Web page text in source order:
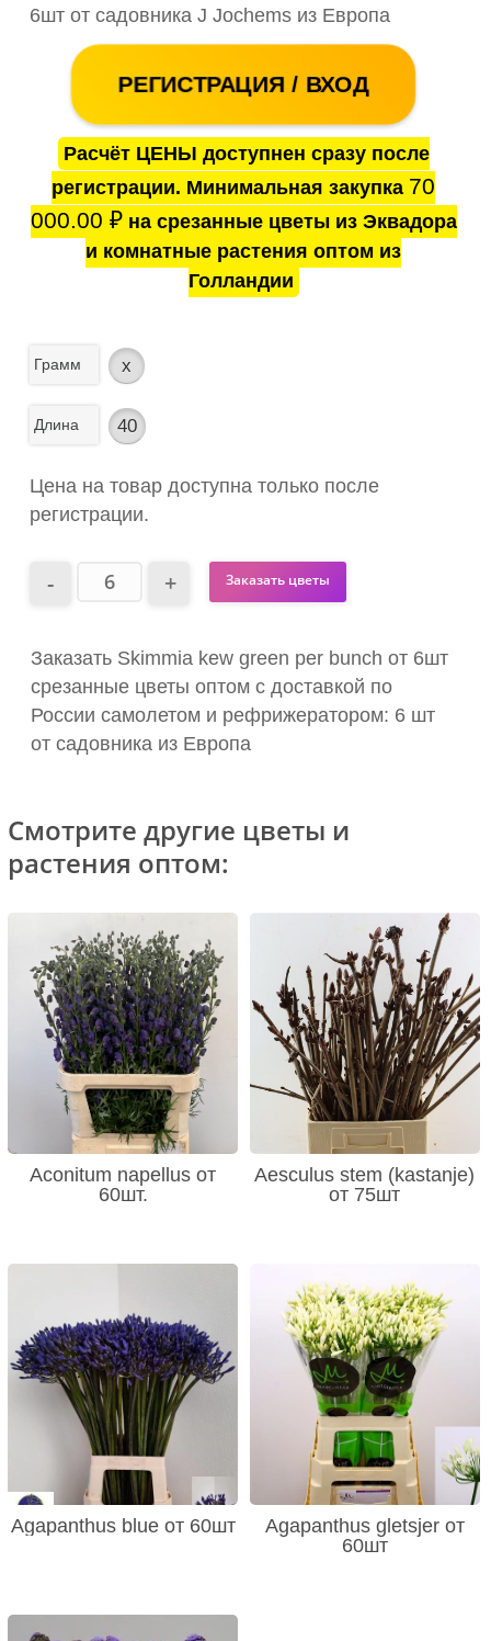
6шт от садовника J Jochems из Европа
РЕГИСТРАЦИЯ / ВХОД
Расчёт ЦЕНЫ доступнен сразу после
регистрации. Минимальная закупка 70
000.00 ₽на срезанные цветы из Эквадора
и комнатные растения оптом из
Голландии
Грамм x
Длина 40
Цена на товар доступна только после
регистрации.
Заказать цветы
Заказать Skimmia kew green per bunch от 6шт
срезанные цветы оптом с доставкой по
России самолетом и рефрижератором: 6 шт
от садовника из Европа
Смотрите другие цветы и
растения оптом:
Aconitum napellus от
60шт.
Aesculus stem (kastanje)
от 75шт
Agapanthus blue от 60шт
Agapanthus gletsjer от
60шт